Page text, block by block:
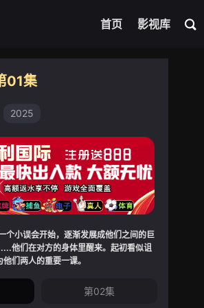
首页 影视库
01集
2025
个小误会开始，逐渐发展成他们之间的巨
他们在对方的身体里醒来。起初看似诅
们两人的重要一课。
第02集